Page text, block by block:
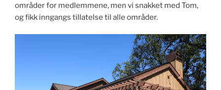
områder for medlemmene, men vi snakket med Tom,
og fikk inngangs tillatelse til alle områder.